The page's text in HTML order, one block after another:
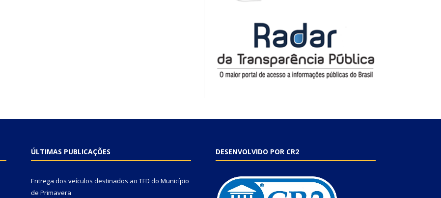
ÚLTIMAS PUBLICAÇÕES
Entrega dos veículos destinados ao TFD do Município
de Primavera
DESENVOLVIDO POR CR2